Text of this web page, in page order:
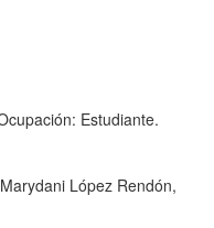
Estudiante.
López Rendón,